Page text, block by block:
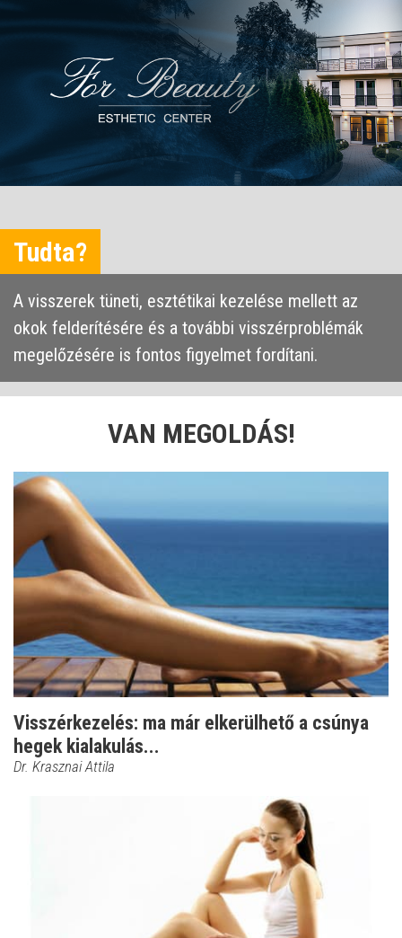
Tudta?
A visszerek tüneti, esztétikai kezelése mellett az
okok felderítésére és a további visszérproblémák
megelőzésére is fontos figyelmet fordítani.
VAN MEGOLDÁS!
Visszérkezelés: ma már elkerülhető a csúnya
hegek kialakulás...
Dr. Krasznai Attila